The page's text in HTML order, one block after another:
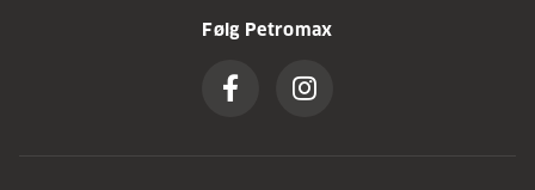
Følg Petromax